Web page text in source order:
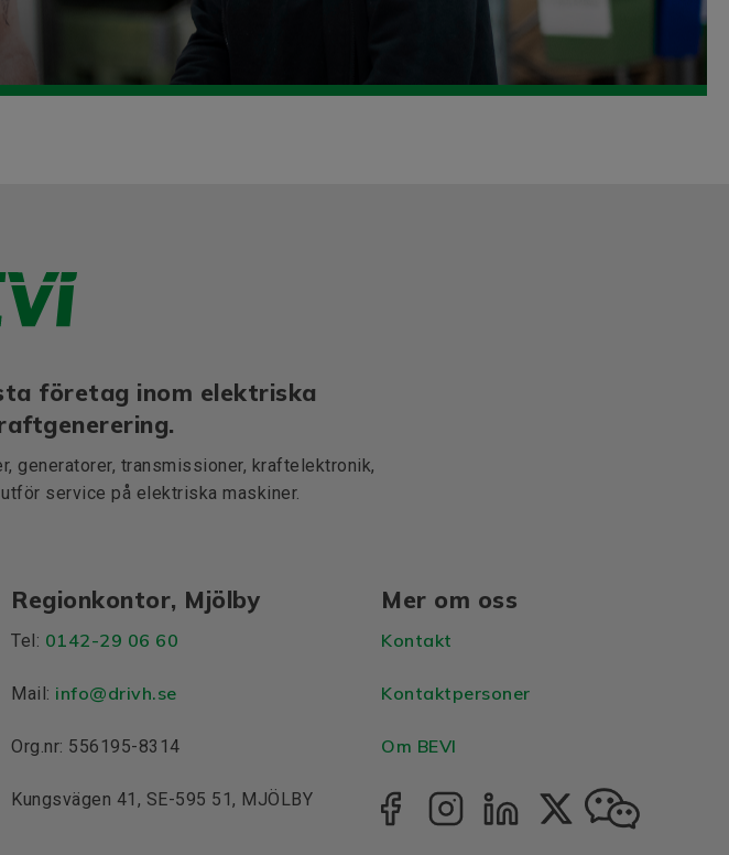
företag inom elektriska
generatorer, transmissioner, kraftelektronik,
service på elektriska maskiner.
Regionkontor, Mjölby
Tel: 0142-29 06 60
Mail: info@drivh.se
Org.nr: 556195-8314
Kungsvägen 41, SE-595 51, MJÖLBY
Mer om oss
Kontakt
Kontaktpersoner
Om BEVI